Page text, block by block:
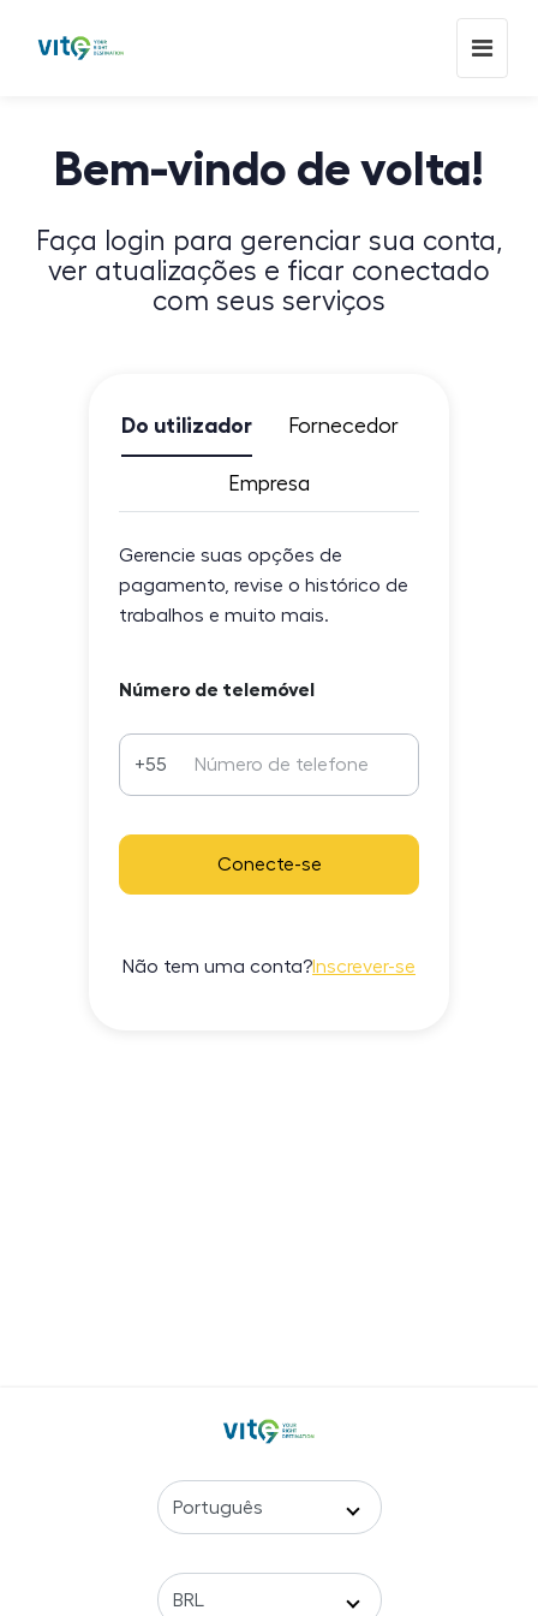
Bem-vindo de volta!
Faça login para gerenciar sua conta,
ver atualizações e ficar conectado
com seus serviços
Do utilizador Fornecedor
Empresa
Gerencie suas opções de
pagamento, revise o histórico de
trabalhos e muito mais.
Número de telemóvel
+55
Conecte-se
Não tem uma conta?Inscrever-se